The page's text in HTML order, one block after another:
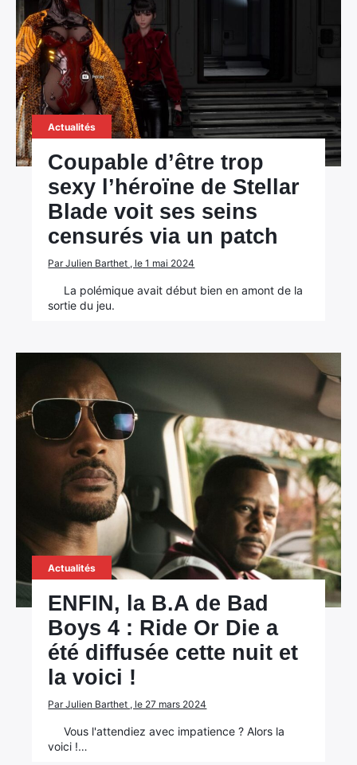
Actualités
Coupable d’être trop
sexy l’héroïne de Stellar
Blade voit ses seins
censurés via un patch
Par Julien Barthet , le 1 mai 2024
La polémique avait début bien en amont de la
sortie du jeu.
Actualités
ENFIN, la B.A de Bad
Boys 4 : Ride Or Die a
été diffusée cette nuit et
la voici !
Par Julien Barthet , le 27 mars 2024
Vous l'attendiez avec impatience ? Alors la
voici !…